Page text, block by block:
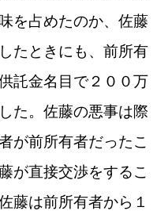
を占めたのか、佐藤
たときにも、前所有
託金名目で２００万
た。佐藤の悪事は際
が前所有者だったこ
が直接交渉をするこ
藤は前所有者から１